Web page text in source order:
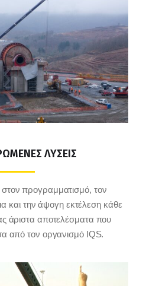
ΛΥΣΕΙΣ
προγραμματισμό, τον
και την άψογη εκτέλεση κάθε
άριστα αποτελέσματα που
από τον οργανισμό IQS.